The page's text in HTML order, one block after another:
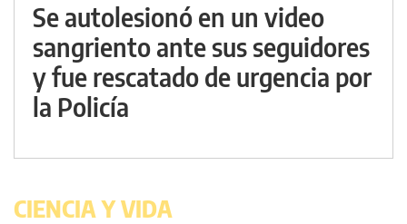
Se autolesionó en un video
sangriento ante sus seguidores
y fue rescatado de urgencia por
la Policía
CIENCIA Y VIDA